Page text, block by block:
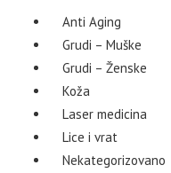
Anti Aging
Grudi – Muške
Grudi – Ženske
Koža
Laser medicina
Lice i vrat
Nekategorizovano